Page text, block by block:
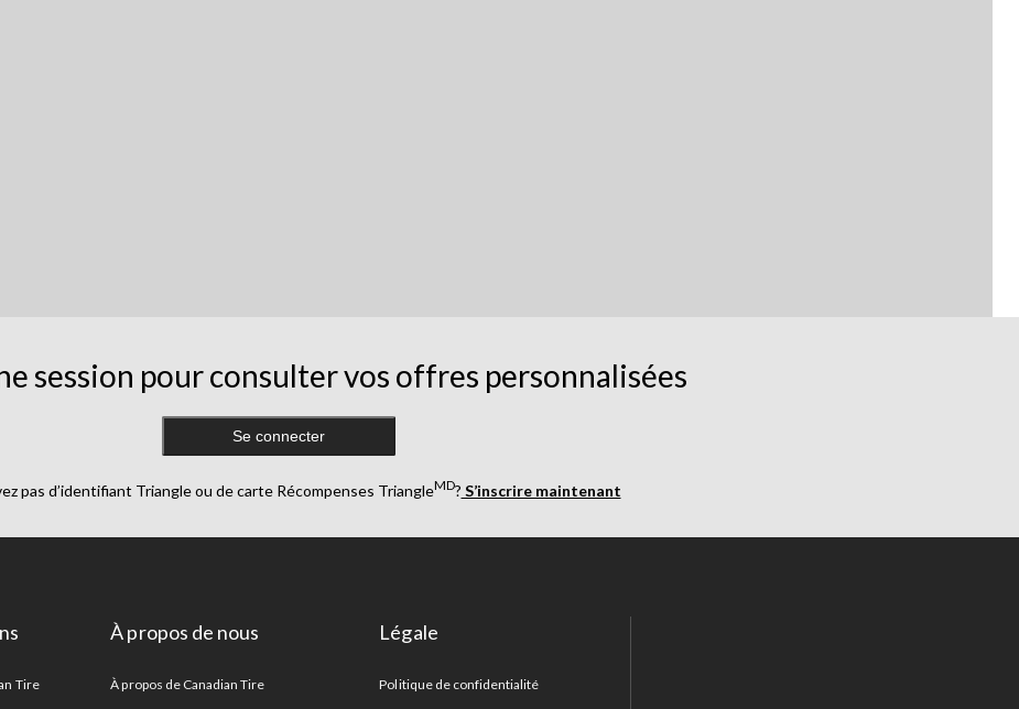
session pour consulter vos offres personnalisées
Se connecter
pas d’identifiant Triangle ou de carte Récompenses TriangleMD? S’inscrire maintenant
Tire
À propos de nous
À propos de Canadian Tire
Légale
Politique de confidentialité